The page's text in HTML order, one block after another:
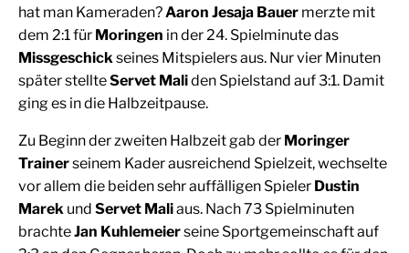
hat man Kameraden?Aaron Jesaja Bauer merzte mit
dem 2:1 für Moringen in der 24. Spielminute das
Missgeschickseines Mitspielers aus. Nur vier Minuten
später stellteServet Maliden Spielstand auf 3:1. Damit
ging es in die Halbzeitpause.
Zu Beginn der zweiten Halbzeit gab der Moringer
Trainerseinem Kader ausreichend Spielzeit, wechselte
vor allem die beiden sehr auffälligen Spieler Dustin
Marek und Servet Maliaus. Nach 73 Spielminuten
brachteJan Kuhlemeierseine Sportgemeinschaft auf